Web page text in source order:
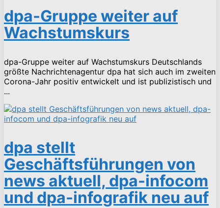
dpa-Gruppe weiter auf
Wachstumskurs
dpa-Gruppe weiter auf Wachstumskurs Deutschlands
größte Nachrichtenagentur dpa hat sich auch im zweiten
Corona-Jahr positiv entwickelt und ist publizistisch und
...
dpa stellt
Geschäftsführungen von
news aktuell, dpa-infocom
und dpa-infografik neu auf